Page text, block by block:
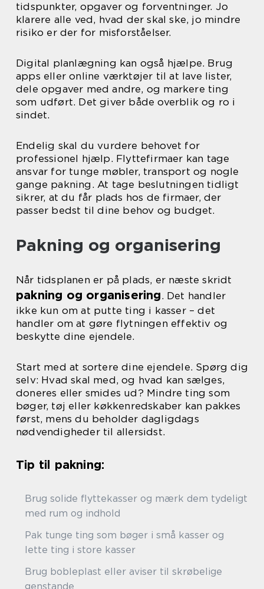
tidspunkter, opgaver og forventninger. Jo
klarere alle ved, hvad der skal ske, jo mindre
risiko er der for misforståelser.
Digital planlægning kan også hjælpe. Brug
apps eller online værktøjer til at lave lister,
dele opgaver med andre, og markere ting
som udført. Det giver både overblik og ro i
sindet.
Endelig skal du vurdere behovet for
professionel hjælp. Flyttefirmaer kan tage
ansvar for tunge møbler, transport og nogle
gange pakning. At tage beslutningen tidligt
sikrer, at du får plads hos de firmaer, der
passer bedst til dine behov og budget.
Pakning og organisering
Når tidsplanen er på plads, er næste skridt
pakning og organisering. Det handler
ikke kun om at putte ting i kasser – det
handler om at gøre flytningen effektiv og
beskytte dine ejendele.
Start med at sortere dine ejendele. Spørg dig
selv: Hvad skal med, og hvad kan sælges,
doneres eller smides ud? Mindre ting som
bøger, tøj eller køkkenredskaber kan pakkes
først, mens du beholder dagligdags
nødvendigheder til allersidst.
Tip til pakning:
Brug solide flyttekasser og mærk dem tydeligt
med rum og indhold
Pak tunge ting som bøger i små kasser og
lette ting i store kasser
Brug bobleplast eller aviser til skrøbelige
genstande